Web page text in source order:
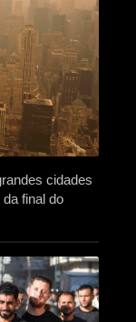
cidades
final do